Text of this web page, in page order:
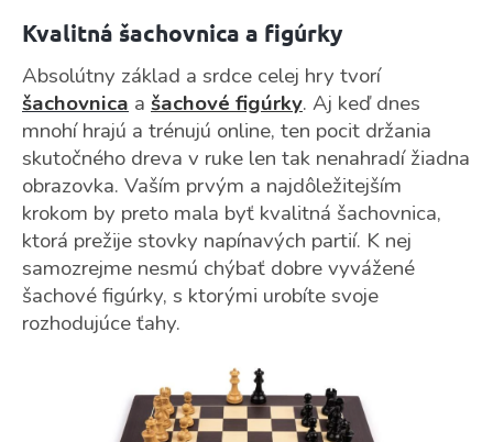
Kvalitná šachovnica a figúrky
Absolútny základ a srdce celej hry tvorí
šachovnica a šachové figúrky. Aj keď dnes
mnohí hrajú a trénujú online, ten pocit držania
skutočného dreva v ruke len tak nenahradí žiadna
obrazovka. Vaším prvým a najdôležitejším
krokom by preto mala byť kvalitná šachovnica,
ktorá prežije stovky napínavých partií. K nej
samozrejme nesmú chýbať dobre vyvážené
šachové figúrky, s ktorými urobíte svoje
rozhodujúce ťahy.